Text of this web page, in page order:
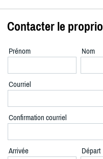
Contacter le proprio
Prénom Nom
Courriel
Confirmation courriel
Arrivée Départ